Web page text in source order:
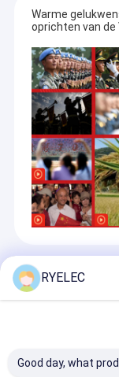
Warme
oprichten van de
Recommended
RYELEC
Good day, what